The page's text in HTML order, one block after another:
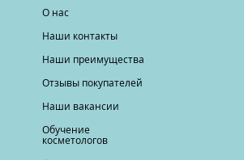
О нас
Наши контакты
Наши преимущества
Отзывы покупателей
Наши вакансии
Обучение
косметологов